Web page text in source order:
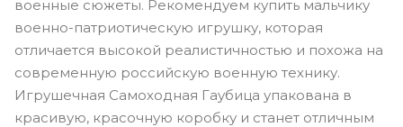
военные сюжеты. Рекомендуем купить мальчику
военно-патриотическую игрушку, которая
отличается высокой реалистичностью и похожа на
современную российскую военную технику.
Игрушечная Самоходная Гаубица упакована в
красивую, красочную коробку и станет отличным